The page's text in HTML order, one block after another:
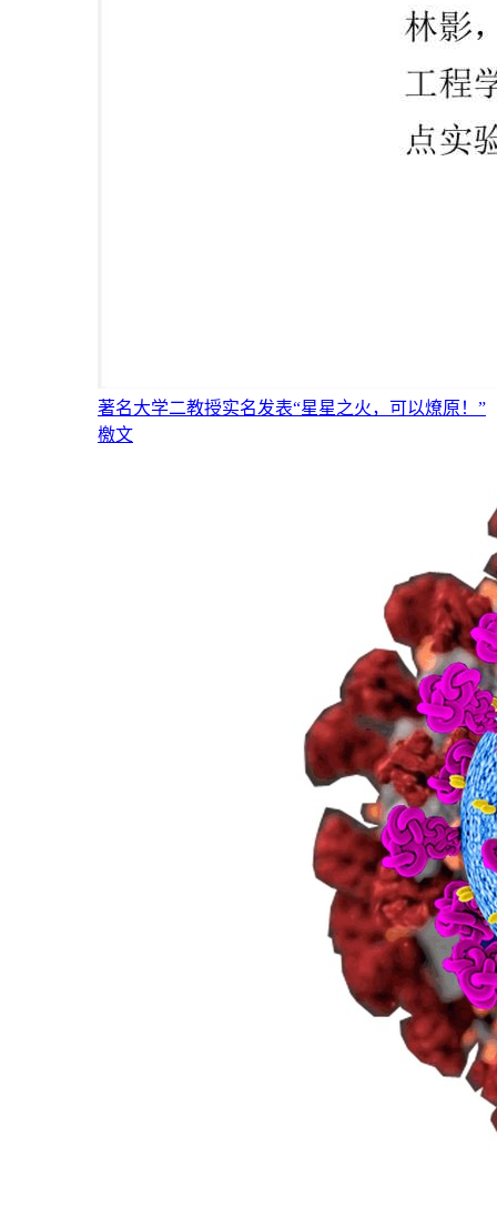
著名大学二教授实名发表“星星之火，可以燎原！”
檄文